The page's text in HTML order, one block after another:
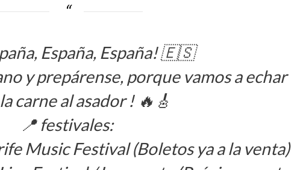
España, España! 🇪🇸
y prepárense, porque vamos a echar
carne al asador ! 🔥🎸
📍 festivales:
Music Festival (Boletos ya a la venta)